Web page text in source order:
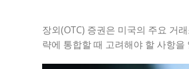
장외(OTC) 증권은 미국의 주요 거
략에 통합할 때 고려해야 할 사항을